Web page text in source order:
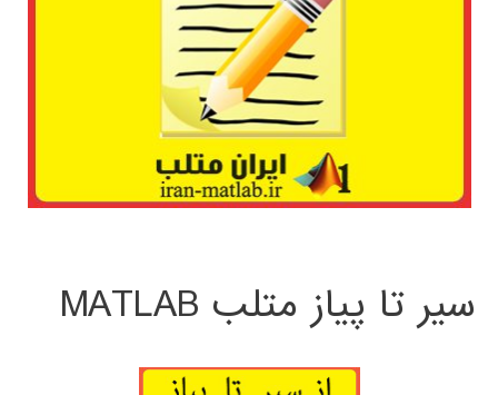
سیر تا پیاز متلب MATLAB